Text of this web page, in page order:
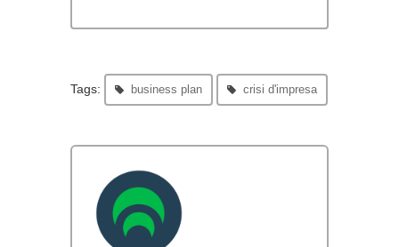
Tags: business plan crisi d'impresa